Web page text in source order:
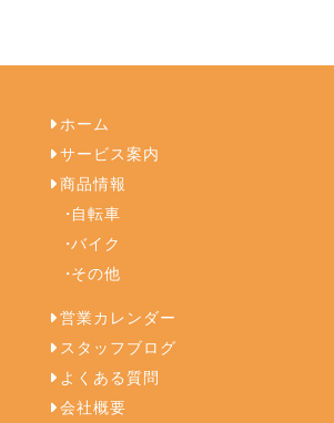
ホーム
サービス案内
商品情報
自転車
バイク
その他
営業カレンダー
スタッフブログ
よくある質問
会社概要